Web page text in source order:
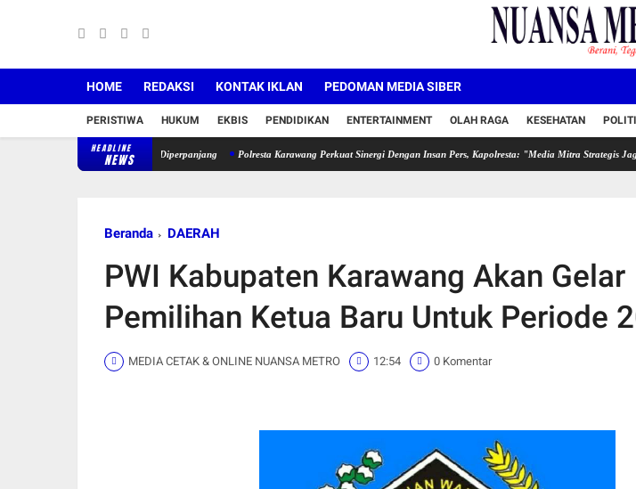
HOME REDAKSI KONTAK IKLAN PEDOMAN MEDIA SIBER
PERISTIWA HUKUM EKBIS PENDIDIKAN ENTERTAINMENT OLAH RAGA KESEHATAN
HEADLINE
NEWS
Minta Masa Pengabdian Diperpanjang Polresta Karawang Perkuat Sinergi Dengan Insan Pers, Kapolresta: "Media Mitra Strategis Jaga
Beranda DAERAH
PWI Kabupaten Karawang Akan Gelar
Pemilihan Ketua Baru Untuk Periode
MEDIA CETAK & ONLINE NUANSA METRO 12:54 0 Komentar